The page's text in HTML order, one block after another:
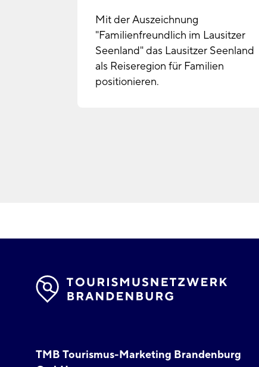
Mit der Auszeichnung
"Familienfreundlich im Lausitzer
Seenland" das Lausitzer Seenland
als Reiseregion für Familien
positionieren.
TMB Tourismus-Marketing Brandenburg